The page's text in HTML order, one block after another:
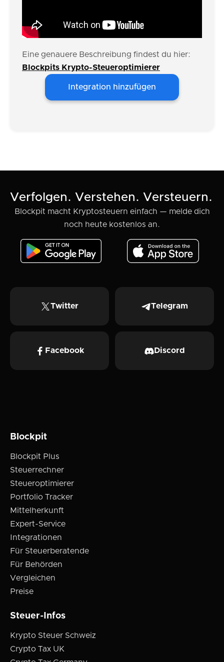
Eine genauere Beschreibung findest du hier:
Blockpits Krypto-Steueroptimierer
Integration hinzufügen
Verfolgen. Verstehen. Versteuern.
Blockpit macht Kryptosteuern einfach — melde dich
noch heute kostenlos an.
Twitter Telegram
Facebook Discord
Blockpit
Blockpit Plus
Steuerrechner
Steueroptimierer
Portfolio Tracker
Mittelherkunft
Expert-Service
Integrationen
Für Steuerberatende
Für Behörden
Vergleichen
Preise
Steuer-Infos
Krypto Steuer Schweiz
Crypto Tax UK